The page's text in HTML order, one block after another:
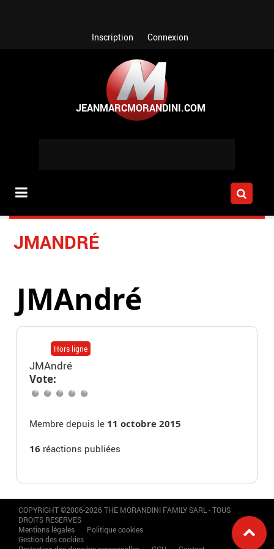
Inscription Connexion
JMANDRÉ
JMAndré
Hors ligne
JMAndré
Vote:
Membre depuis le 11 octobre 2015
16 réactions publiées
COPYRIGHT ©2006-2026 THE MORANDINI FAMILY SARL - TOUS
DROITS RESERVES
Mentions légales
Politique cookies
Gestion des cookies